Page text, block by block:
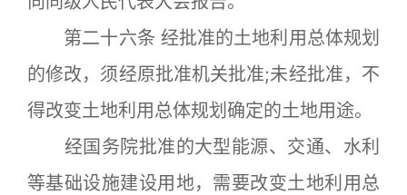
第二十六条 经批准的土地利用总体规划
的修改，须经原批准机关批准;未经批准，不
得改变土地利用总体规划确定的土地用途。
经国务院批准的大型能源、交通、水利
等基础设施建设用地，需要改变土地利用总